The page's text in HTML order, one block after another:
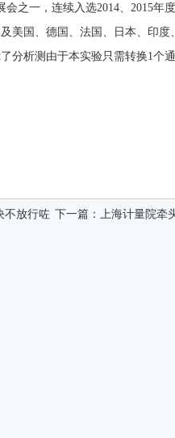
之一，连续入选2014、2015年
美国、德国、法国、日本、印
分析测由于本实验只需转换1个
不放行咗 下一篇： 上海计量院